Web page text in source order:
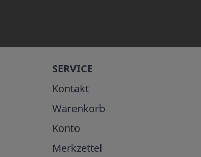
SERVICE
Kontakt
Warenkorb
Konto
Merkzettel